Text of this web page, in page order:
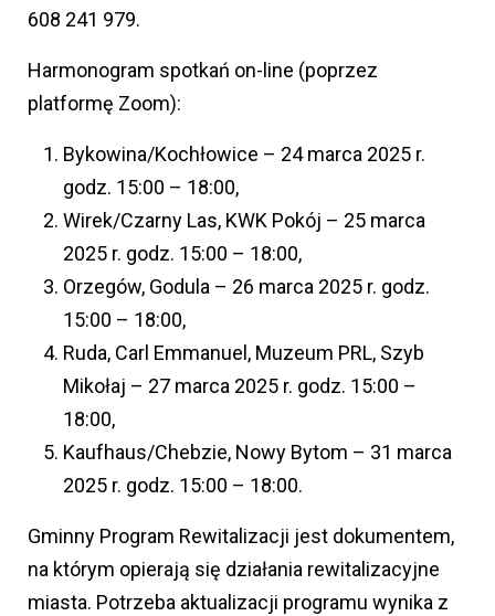
608 241 979.
Harmonogram spotkań on-line (poprzez
platformę Zoom):
Bykowina/Kochłowice – 24 marca 2025 r.
godz. 15:00 – 18:00,
Wirek/Czarny Las, KWK Pokój – 25 marca
2025 r. godz. 15:00 – 18:00,
Orzegów, Godula – 26 marca 2025 r. godz.
15:00 – 18:00,
Ruda, Carl Emmanuel, Muzeum PRL, Szyb
Mikołaj – 27 marca 2025 r. godz. 15:00 –
18:00,
Kaufhaus/Chebzie, Nowy Bytom – 31 marca
2025 r. godz. 15:00 – 18:00.
Gminny Program Rewitalizacji jest dokumentem,
na którym opierają się działania rewitalizacyjne
miasta. Potrzeba aktualizacji programu wynika z